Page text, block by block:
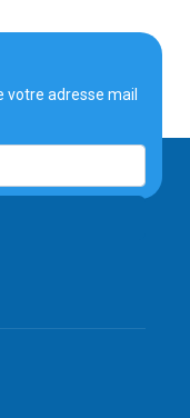
votre adresse mail